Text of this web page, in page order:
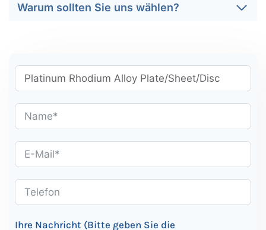
Warum sollten Sie uns wählen?
Ihre Nachricht (Bitte geben Sie die